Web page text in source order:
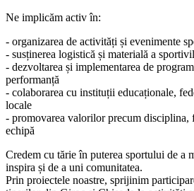
Ne implicăm activ în:
- organizarea de activități și evenimente
- susținerea logistică și materială a
- dezvoltarea și implementarea de
performanță
- colaborarea cu instituții educaționale,
locale
- promovarea valorilor precum
echipă
Credem cu tărie în puterea sportului de a
inspira și de a uni comunitatea.
Prin proiectele noastre, sprijinim